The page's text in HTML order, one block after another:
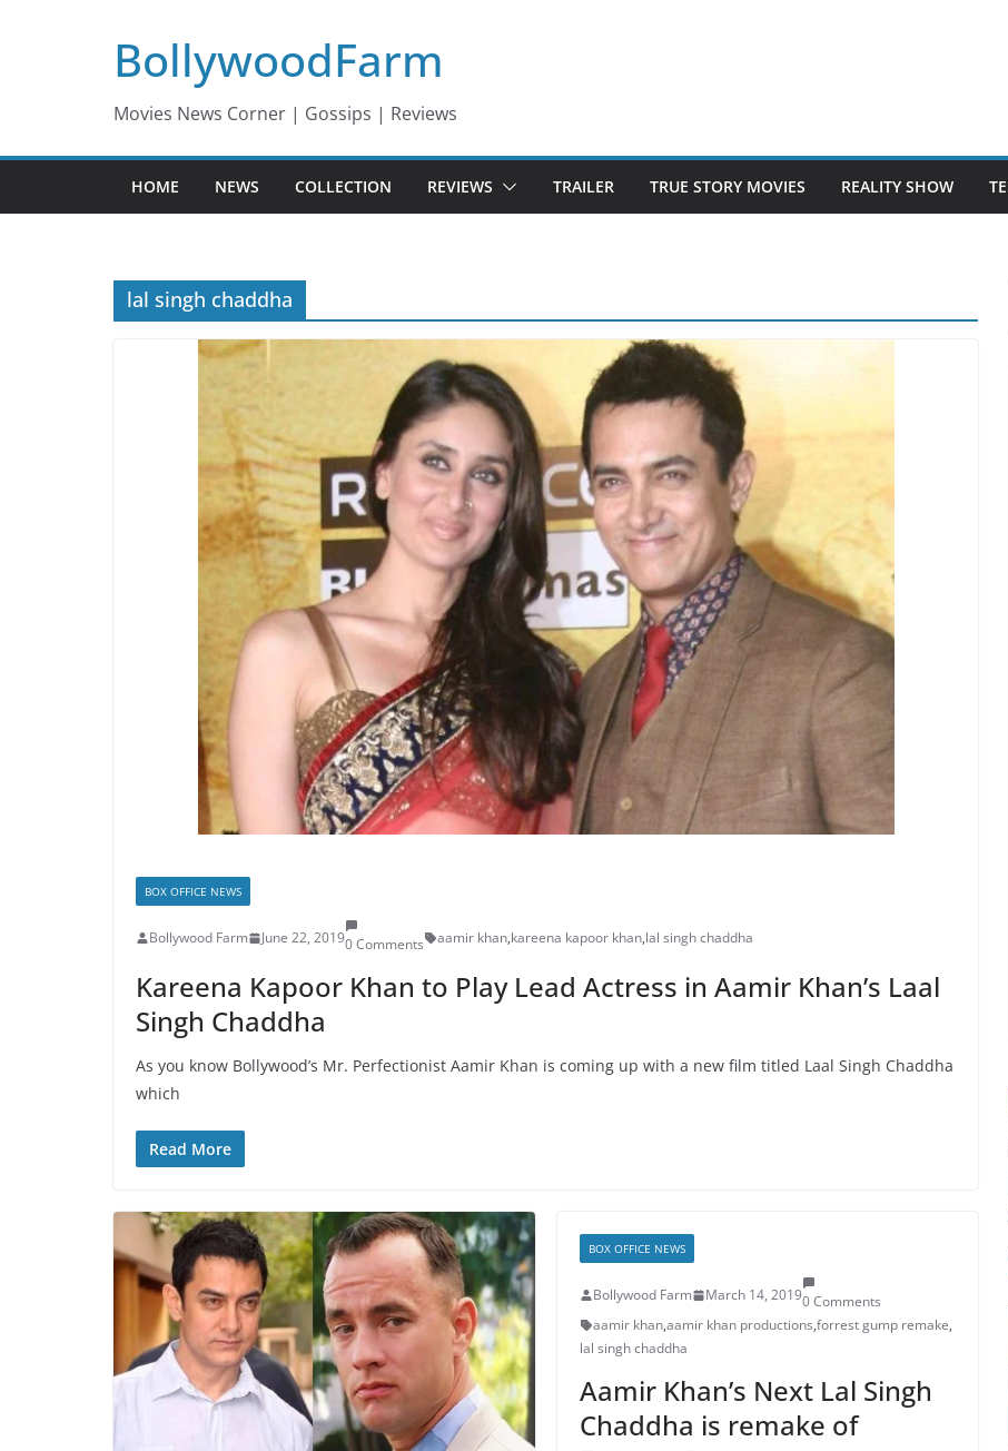
BollywoodFarm
Movies News Corner | Gossips | Reviews
HOME NEWS COLLECTION REVIEWS TRAILER TRUE STORY MOVIES REALITY SHOW
lal singh chaddha
BOX OFFICE NEWS
Bollywood Farm June 22, 20190 Comments aamir khan,kareena kapoor khan,lal singh chaddha
Kareena Kapoor Khan to Play Lead Actress in Aamir Khan’s Laal
Singh Chaddha
As you know Bollywood’s Mr. Perfectionist Aamir Khan is coming up with a new film titled Laal Singh Chaddha
which
Read More
BOX OFFICE NEWS
Bollywood Farm March 14, 20190 Comments
aamir khan,aamir khan productions,forrest gump remake,
lal singh chaddha
Aamir Khan’s Next Lal Singh
Chaddha is remake of